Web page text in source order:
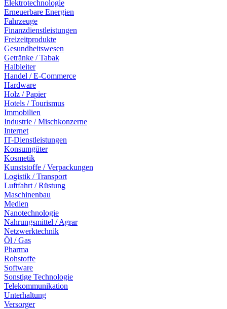
Elektrotechnologie
Erneuerbare Energien
Fahrzeuge
Finanzdienstleistungen
Freizeitprodukte
Gesundheitswesen
Getränke / Tabak
Halbleiter
Handel / E-Commerce
Hardware
Holz / Papier
Hotels / Tourismus
Immobilien
Industrie / Mischkonzerne
Internet
IT-Dienstleistungen
Konsumgüter
Kosmetik
Kunststoffe / Verpackungen
Logistik / Transport
Luftfahrt / Rüstung
Maschinenbau
Medien
Nanotechnologie
Nahrungsmittel / Agrar
Netzwerktechnik
Öl / Gas
Pharma
Rohstoffe
Software
Sonstige Technologie
Telekommunikation
Unterhaltung
Versorger